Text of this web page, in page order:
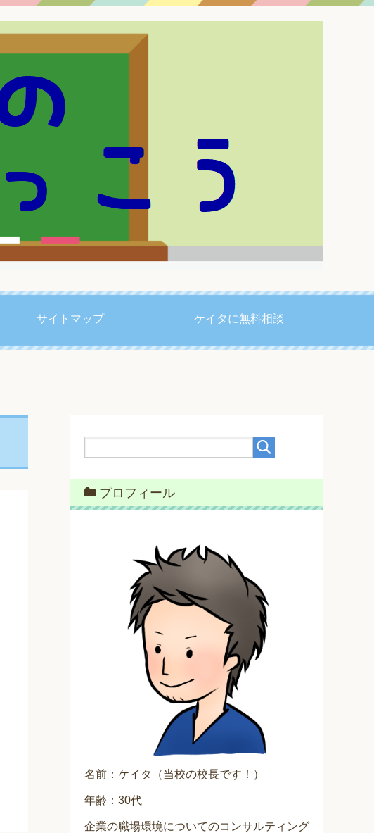
サイトマップ ケイタに無料相談
プロフィール
名前：ケイタ（当校の校長です！）
年齢：30代
企業の職場環境についてのコンサルティング